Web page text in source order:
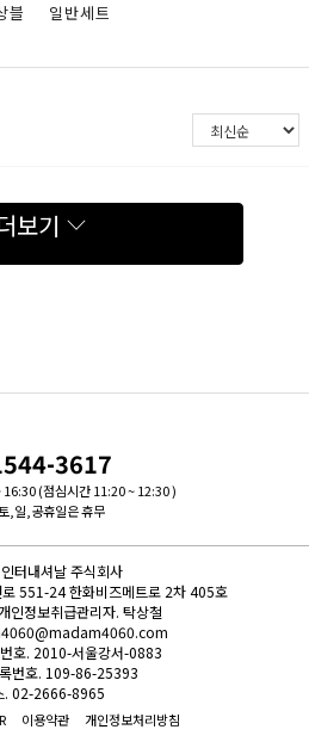
블 일반세트
보기
3617
16:30 (점심시간 11:20 ~ 12:30 )
토,일,공휴일은 휴무
터내셔날 주식회사
551-24 한화비즈메트로 2차 405호
인정보취급관리자. 탁상철
호. 2010-서울강서-0883
번호. 109-86-25393
. 02-2666-8965
이용약관 개인정보처리방침